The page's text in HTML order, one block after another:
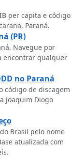
per capita e código
Paraná.
(PR)
Navegue por
encontrar qualquer
no Paraná
código de discagem
Joaquim Diogo
Brasil pelo nome
atualizada com